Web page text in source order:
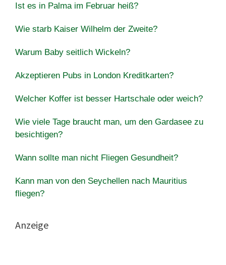
Ist es in Palma im Februar heiß?
Wie starb Kaiser Wilhelm der Zweite?
Warum Baby seitlich Wickeln?
Akzeptieren Pubs in London Kreditkarten?
Welcher Koffer ist besser Hartschale oder weich?
Wie viele Tage braucht man, um den Gardasee zu
besichtigen?
Wann sollte man nicht Fliegen Gesundheit?
Kann man von den Seychellen nach Mauritius
fliegen?
Anzeige